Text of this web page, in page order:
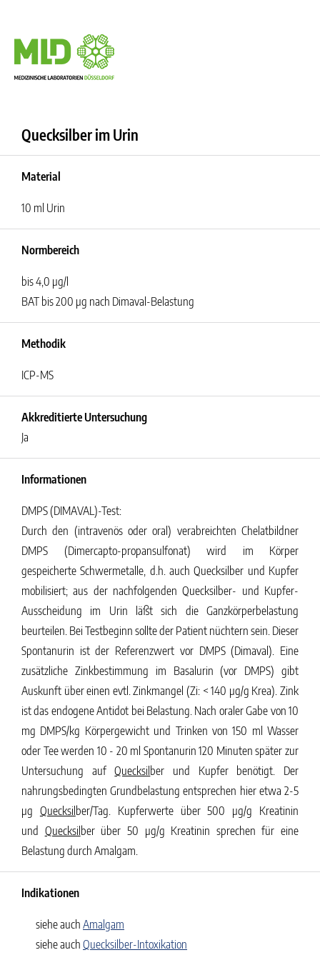
Quecksilber im Urin
Material
10 ml Urin
Normbereich
bis 4,0 µg/l
BAT bis 200 µg nach Dimaval-Belastung
Methodik
ICP-MS
Akkreditierte Untersuchung
Ja
Informationen
DMPS (DIMAVAL)-Test:
Durch den (intravenös oder oral) verabreichten Chelatbildner
DMPS (Dimercapto-propansulfonat) wird im Körper
gespeicherte Schwermetalle, d.h. auch Quecksilber und Kupfer
mobilisiert; aus der nachfolgenden Quecksilber- und Kupfer-
Ausscheidung im Urin läßt sich die Ganzkörperbelastung
beurteilen. Bei Testbeginn sollte der Patient nüchtern sein. Dieser
Spontanurin ist der Referenzwert vor DMPS (Dimaval). Eine
zusätzliche Zinkbestimmung im Basalurin (vor DMPS) gibt
Auskunft über einen evtl. Zinkmangel (Zi: < 140 µg/g Krea). Zink
ist das endogene Antidot bei Belastung. Nach oraler Gabe von 10
mg DMPS/kg Körpergewicht und Trinken von 150 ml Wasser
oder Tee werden 10 - 20 ml Spontanurin 120 Minuten später zur
Untersuchung aufQuecksil ber und Kupfer benötigt. Der
nahrungsbedingten Grundbelastung entsprechen hier etwa 2-5
µg Quecksil ber/Tag. Kupferwerte über 500 µg/g Kreatinin
und Quecksil ber über 50 µg/g Kreatinin sprechen für eine
Belastung durch Amalgam.
Indikationen
siehe auch Amalgam
siehe auch Quecksilber-Intoxikation